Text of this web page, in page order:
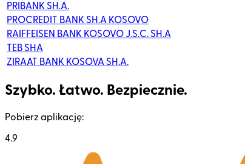
PRIBANK SH.A.
PROCREDIT BANK SH.A KOSOVO
RAIFFEISEN BANK KOSOVO J.S.C. SH.A
TEB SHA
ZIRAAT BANK KOSOVA SH.A.
Szybko. Łatwo. Bezpiecznie.
Pobierz aplikację:
4.9